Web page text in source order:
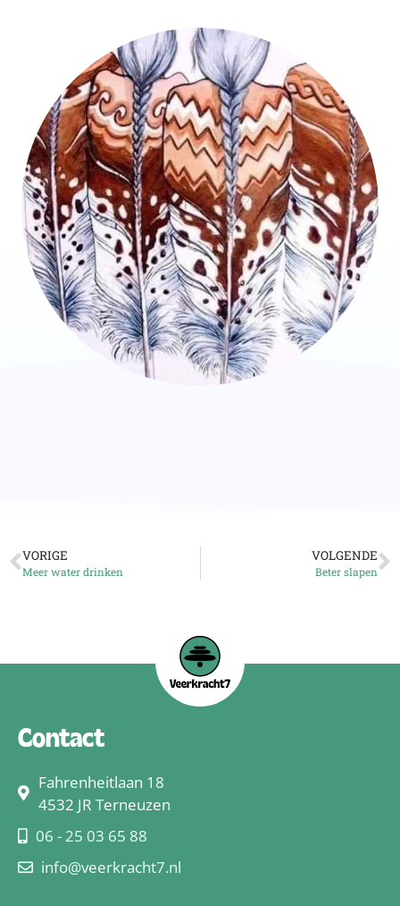
VORIGE
Meer water drinken
VOLGENDE
Beter slapen
Contact
Fahrenheitlaan 18
4532 JR Terneuzen
06 - 25 03 65 88
info@veerkracht7.nl